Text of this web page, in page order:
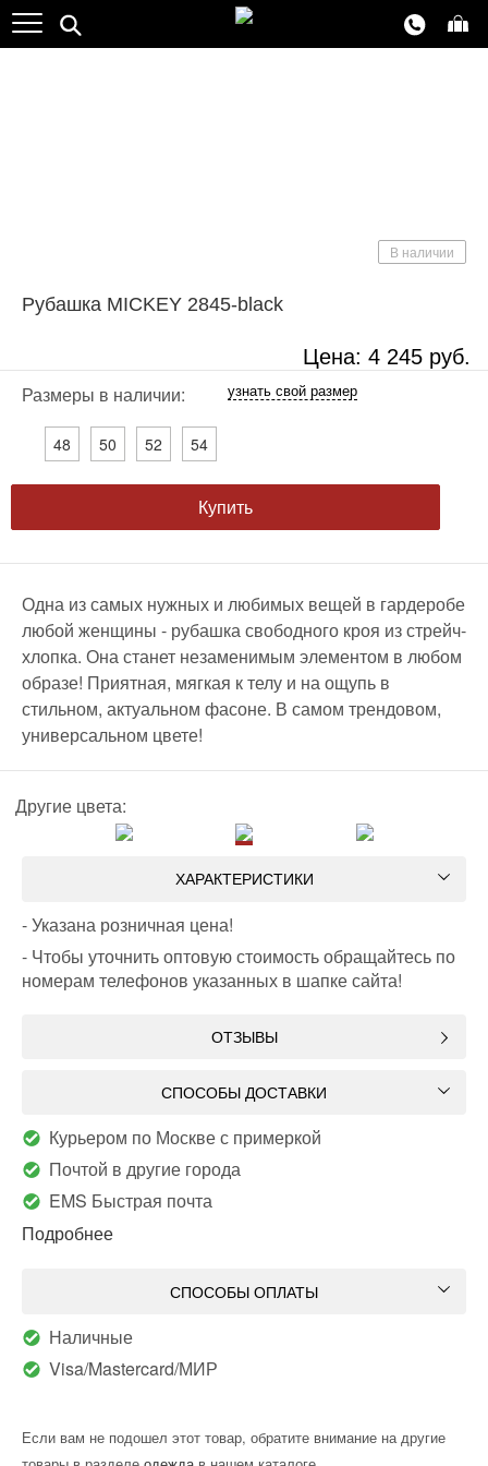
В наличии
Рубашка MICKEY 2845-black
Цена: 4 245 руб.
Размеры в наличии:
48 50 52 54
узнать свой размер
Купить
Одна из самых нужных и любимых вещей в гардеробе
любой женщины - рубашка свободного кроя из стрейч-
хлопка. Она станет незаменимым элементом в любом
образе! Приятная, мягкая к телу и на ощупь в
стильном, актуальном фасоне. В самом трендовом,
универсальном цвете!
Другие цвета:
ХАРАКТЕРИСТИКИ
- Указана розничная цена!
- Чтобы уточнить оптовую стоимость обращайтесь по
номерам телефонов указанных в шапке сайта!
ОТЗЫВЫ
СПОСОБЫ ДОСТАВКИ
Курьером по Москве с примеркой
Почтой в другие города
EMS Быстрая почта
Подробнее
СПОСОБЫ ОПЛАТЫ
Наличные
Visa/Mastercard/МИР
Если вам не подошел этот товар, обратите внимание на другие